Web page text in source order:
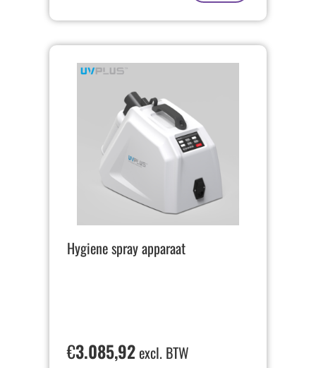
Hygiene spray apparaat
€3.085,92excl. BTW